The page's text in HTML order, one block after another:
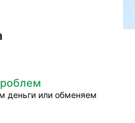
деньги или обменяем